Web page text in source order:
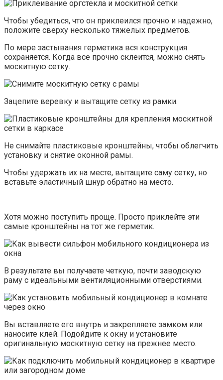
Чтобы убедиться, что он приклеился прочно и надежно,
положите сверху несколько тяжелых предметов.
По мере застывания герметика вся конструкция
сохраняется. Когда все прочно склеится, можно снять
москитную сетку.
Зацепите веревку и вытащите сетку из рамки.
Не снимайте пластиковые кронштейны, чтобы облегчить
установку и снятие оконной рамы.
Чтобы удержать их на месте, вытащите саму сетку, но
вставьте эластичный шнур обратно на место.
Хотя можно поступить проще. Просто приклейте эти
самые кронштейны на тот же герметик.
В результате вы получаете четкую, почти заводскую
раму с идеальными вентиляционными отверстиями.
Вы вставляете его внутрь и закрепляете замком или
наносите клей. Подойдите к окну и установите
оригинальную москитную сетку на прежнее место.